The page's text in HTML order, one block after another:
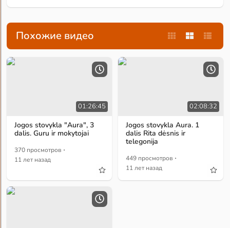
Похожие видео
01:26:45
Jogos stovykla "Aura", 3
dalis. Guru ir mokytojai
370 просмотров ·
11 лет назад
02:08:32
Jogos stovykla Aura. 1
dalis Rita dėsnis ir
telegonija
449 просмотров ·
11 лет назад